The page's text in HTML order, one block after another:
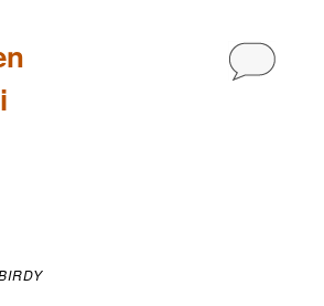
Kommentoi